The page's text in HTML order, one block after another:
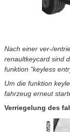
Nach einer ver-/
renaultkeycard sind
funktion "keyless
Um die funktion
fahrzeug erneut
Verriegelung des